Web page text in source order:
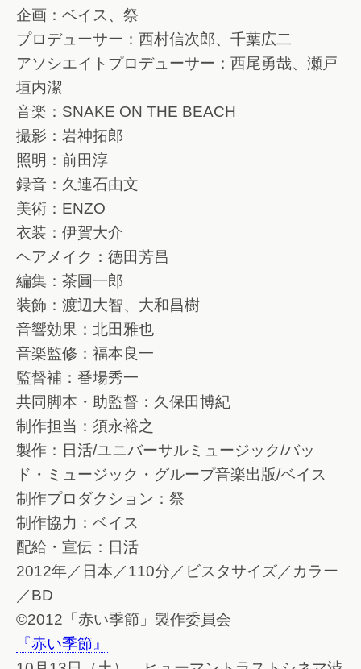
企画：ベイス、祭
プロデューサー：西村信次郎、千葉広二
アソシエイトプロデューサー：西尾勇哉、瀬戸
垣内潔
音楽：SNAKE ON THE BEACH
撮影：岩神拓郎
照明：前田淳
録音：久連石由文
美術：ENZO
衣装：伊賀大介
ヘアメイク：徳田芳昌
編集：茶圓一郎
装飾：渡辺大智、大和昌樹
音響効果：北田雅也
音楽監修：福本良一
監督補：番場秀一
共同脚本・助監督：久保田博紀
制作担当：須永裕之
製作：日活/ユニバーサルミュージック/バッ
ド・ミュージック・グループ音楽出版/ベイス
制作プロダクション：祭
制作協力：ベイス
配給・宣伝：日活
2012年／日本／110分／ビスタサイズ／カラー
／BD
©2012「赤い季節」製作委員会
『赤い季節』